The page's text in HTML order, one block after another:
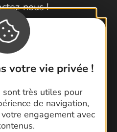
votre vie privée !
sont très utiles pour
de navigation,
engagement avec
nous !
questions
et Topoguides
Gard